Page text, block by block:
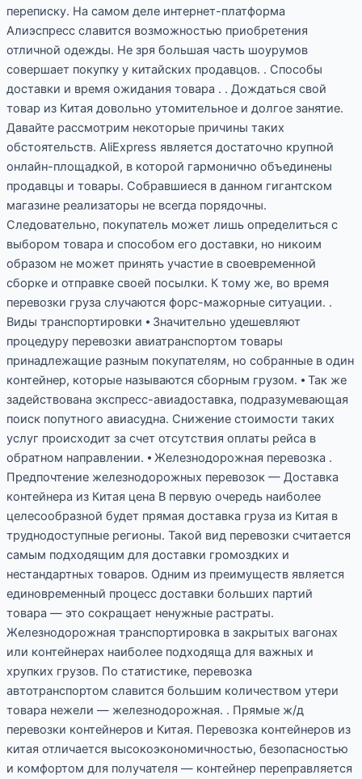
переписку. На самом деле интернет-платформа
Алиэспресс славится возможностью приобретения
отличной одежды. Не зря большая часть шоурумов
совершает покупку у китайских продавцов. . Способы
доставки и время ожидания товара . . Дождаться свой
товар из Китая довольно утомительное и долгое занятие.
Давайте рассмотрим некоторые причины таких
обстоятельств. AliExpress является достаточно крупной
онлайн-площадкой, в которой гармонично объединены
продавцы и товары. Собравшиеся в данном гигантском
магазине реализаторы не всегда порядочны.
Следовательно, покупатель может лишь определиться с
выбором товара и способом его доставки, но никоим
образом не может принять участие в своевременной
сборке и отправке своей посылки. К тому же, во время
перевозки груза случаются форс-мажорные ситуации. .
Виды транспортировки ⦁ Значительно удешевляют
процедуру перевозки авиатранспортом товары
принадлежащие разным покупателям, но собранные в один
контейнер, которые называются сборным грузом. ⦁ Так же
задействована экспресс-авиадоставка, подразумевающая
поиск попутного авиасудна. Снижение стоимости таких
услуг происходит за счет отсутствия оплаты рейса в
обратном направлении. ⦁ Железнодорожная перевозка .
Предпочтение железнодорожных перевозок — Доставка
контейнера из Китая цена В первую очередь наиболее
целесообразной будет прямая доставка груза из Китая в
труднодоступные регионы. Такой вид перевозки считается
самым подходящим для доставки громоздких и
нестандартных товаров. Одним из преимуществ является
единовременный процесс доставки больших партий
товара — это сокращает ненужные растраты.
Железнодорожная транспортировка в закрытых вагонах
или контейнерах наиболее подходяща для важных и
хрупких грузов. По статистике, перевозка
автотранспортом славится большим количеством утери
товара нежели — железнодорожная. . Прямые ж/д
перевозки контейнеров и Китая. Перевозка контейнеров из
китая отличается высокоэкономичностью, безопасностью
и комфортом для получателя — контейнер переправляется